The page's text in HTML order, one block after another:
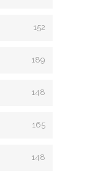
152
189
148
165
148